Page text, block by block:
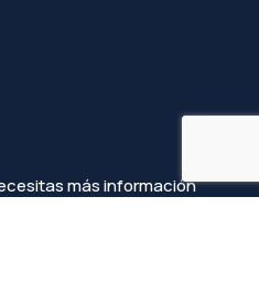
más información